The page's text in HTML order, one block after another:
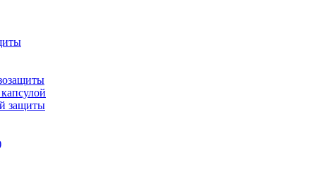
защиты